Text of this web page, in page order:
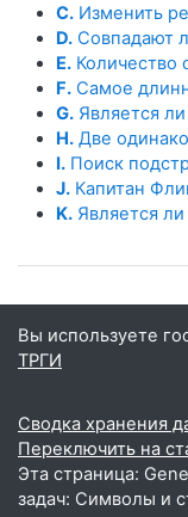
C. Изменить
D. Совпадают
E. Количество
F. Самое
G. Является
H. Две
I. Поиск
J. Капитан
K. Является
Вы используете
ТРГИ
Сводка хранения
Переключить на
Эта страница:
задач: Символы и